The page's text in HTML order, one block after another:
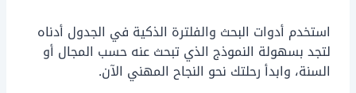
استخدم أدوات البحث والفلترة الذكية في الجدول أدناه
لتجد بسهولة النموذج الذي تبحث عنه حسب المجال أو
السنة، وابدأ رحلتك نحو النجاح المهني الآن.